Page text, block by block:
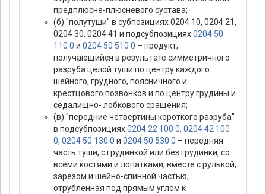
предплюсне-плюсневого сустава;
(б) "полутуши" в субпозициях 0204 10, 0204 21,
0204 30, 0204 41 и подсубпозициях0204 50
110 0 и 0204 50 510 0 – продукт,
получающийся в результате симметричного
разруба целой туши по центру каждого
шейного, грудного, поясничного и
крестцового позвонков и по центру грудины и
седалищно- лобкового сращения;
(в) "передние четвертины короткого разруба"
в подсубпозициях0204 22 100 0, 0204 42 100
0, 0204 50 130 0 и 0204 50 530 0 – передняя
часть туши, с грудинкой или без грудинки, со
всеми костями и лопатками, вместе с рулькой,
зарезом и шейно-спинной частью,
отрубленная под прямым углом к